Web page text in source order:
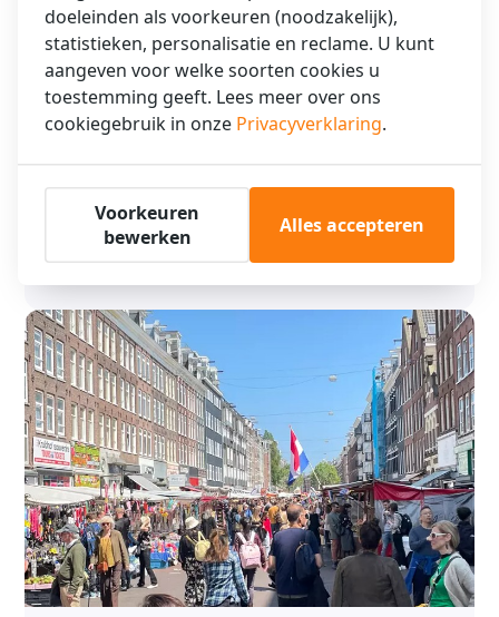
Verblijf dichtbij Amsterdamse Universiteit
bij XO Hotels
Verblijf dichtbij Amsterdamse Universiteit bij XO Hotels Komt
u naar Amsterdam voor uw studie of een tijdelijk verblijf? XO
Hotels …
Lees verder
doeleinden als voorkeuren (noodzakelijk),
statistieken, personalisatie en reclame. U kunt
aangeven voor welke soorten cookies u
toestemming geeft. Lees meer over ons
cookiegebruik in onze Privacyverklaring.
Voorkeuren
bewerken
Alles accepteren